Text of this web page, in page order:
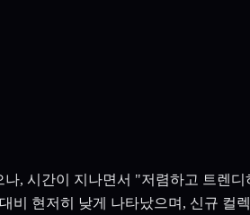
, 시간이 지나면서 "저렴하고 트렌
현저히 낮게 나타났으며, 신규 컬